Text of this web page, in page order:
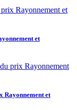
et
Rayonnement et